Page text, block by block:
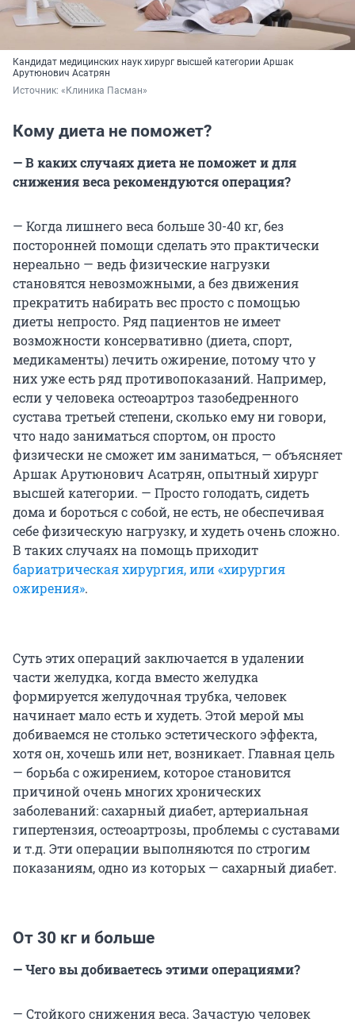
Кандидат медицинских наук хирург высшей категории Аршак
Арутюнович Асатрян
Источник: «Клиника Пасман»
Кому диета не поможет?
— В каких случаях диета не поможет и для
снижения веса рекомендуются операция?
— Когда лишнего веса больше 30-40 кг, без
посторонней помощи сделать это практически
нереально — ведь физические нагрузки
становятся невозможными, а без движения
прекратить набирать вес просто с помощью
диеты непросто. Ряд пациентов не имеет
возможности консервативно (диета, спорт,
медикаменты) лечить ожирение, потому что у
них уже есть ряд противопоказаний. Например,
если у человека остеоартроз тазобедренного
сустава третьей степени, сколько ему ни говори,
что надо заниматься спортом, он просто
физически не сможет им заниматься, — объясняет
Аршак Арутюнович Асатрян, опытный хирург
высшей категории. — Просто голодать, сидеть
дома и бороться с собой, не есть, не обеспечивая
себе физическую нагрузку, и худеть очень сложно.
В таких случаях на помощь приходит
бариатрическая хирургия, или «хирургия
ожирения».
Суть этих операций заключается в удалении
части желудка, когда вместо желудка
формируется желудочная трубка, человек
начинает мало есть и худеть. Этой мерой мы
добиваемся не столько эстетического эффекта,
хотя он, хочешь или нет, возникает. Главная цель
— борьба с ожирением, которое становится
причиной очень многих хронических
заболеваний: сахарный диабет, артериальная
гипертензия, остеоартрозы, проблемы с суставами
и т.д. Эти операции выполняются по строгим
показаниям, одно из которых — сахарный диабет.
От 30 кг и больше
— Чего вы добиваетесь этими операциями?
— Стойкого снижения веса. Зачастую человек